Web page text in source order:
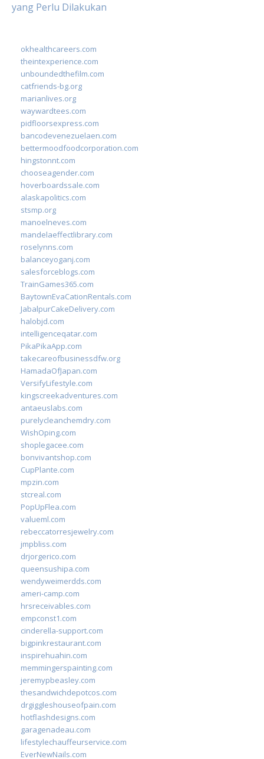
yang Perlu Dilakukan
okhealthcareers.com
theintexperience.com
unboundedthefilm.com
catfriends-bg.org
marianlives.org
waywardtees.com
pidfloorsexpress.com
bancodevenezuelaen.com
bettermoodfoodcorporation.com
hingstonnt.com
chooseagender.com
hoverboardssale.com
alaskapolitics.com
stsmp.org
manoelneves.com
mandelaeffectlibrary.com
roselynns.com
balanceyoganj.com
salesforceblogs.com
TrainGames365.com
BaytownEvaCationRentals.com
JabalpurCakeDelivery.com
halobjd.com
intelligenceqatar.com
PikaPikaApp.com
takecareofbusinessdfw.org
HamadaOfJapan.com
VersifyLifestyle.com
kingscreekadventures.com
antaeuslabs.com
purelycleanchemdry.com
WishOping.com
shoplegacee.com
bonvivantshop.com
CupPlante.com
mpzin.com
stcreal.com
PopUpFlea.com
valueml.com
rebeccatorresjewelry.com
jmpbliss.com
drjorgerico.com
queensushipa.com
wendyweimerdds.com
ameri-camp.com
hrsreceivables.com
empconst1.com
cinderella-support.com
bigpinkrestaurant.com
inspirehuahin.com
memmingerspainting.com
jeremypbeasley.com
thesandwichdepotcos.com
drgiggleshouseofpain.com
hotflashdesigns.com
garagenadeau.com
lifestylechauffeurservice.com
EverNewNails.com